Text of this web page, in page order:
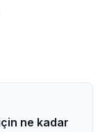
ne kadar